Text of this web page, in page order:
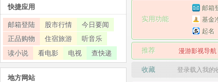
实用功能
邮箱
基金
起名
推荐 漫游影视导航
收藏 登录载入我
快捷应用
邮箱登陆 股市行情
今日要闻
正品购物
住宿旅游
听音乐
读小说
看电影 电视 查快递
地方网站